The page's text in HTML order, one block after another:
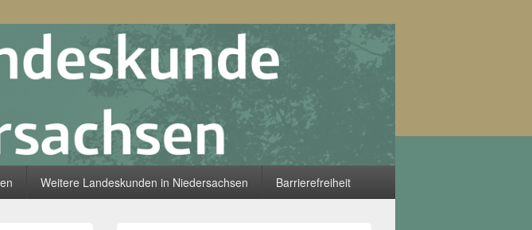
Weitere Landeskunden in Niedersachsen Barrierefreiheit